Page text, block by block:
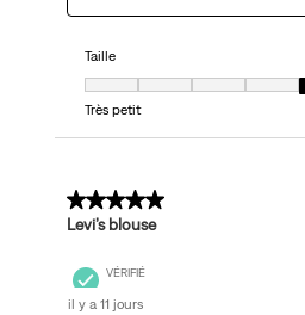
Taille
Taille, 5 sur 7, où 1 est égal à Très
Très petit
5 sur 5 étoiles.
Levi’s blouse
VÉRIFIÉ
il y a 11 jours